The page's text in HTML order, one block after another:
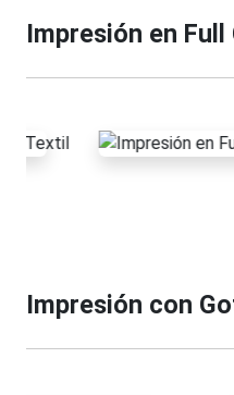
Impresión en Full
Impresión con